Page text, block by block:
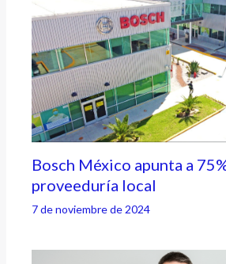
Bosch México apunta a
proveeduría local
7 de noviembre de 2024